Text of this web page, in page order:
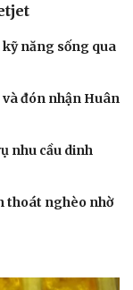
năng sống qua
đón nhận Huân
nhu cầu dinh
thoát nghèo nhờ